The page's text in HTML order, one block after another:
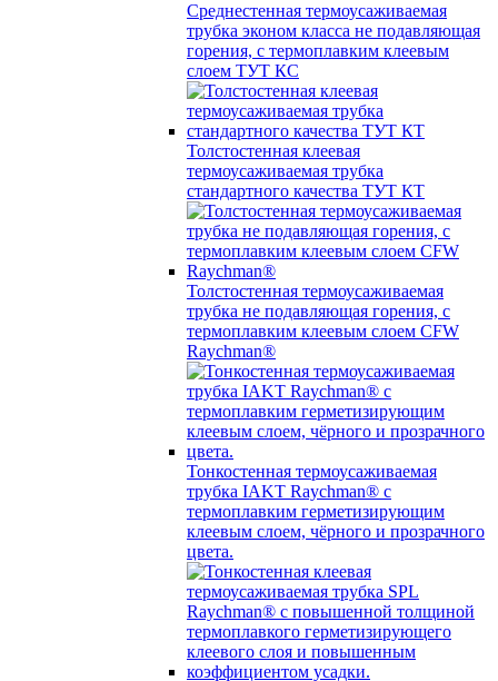
Среднестенная термоусаживаемая
трубка эконом класса не подавляющая
горения, с термоплавким клеевым
слоем ТУТ КС
Толстостенная клеевая
термоусаживаемая трубка
стандартного качества ТУТ КТ
Толстостенная термоусаживаемая
трубка не подавляющая горения, с
термоплавким клеевым слоем CFW
Raychman®
Тонкостенная термоусаживаемая
трубка IAKT Raychman® с
термоплавким герметизирующим
клеевым слоем, чёрного и прозрачного
цвета.